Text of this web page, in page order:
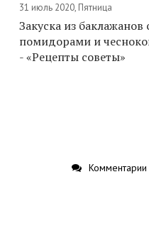
31 июль 2020, Пятница
Закуска из баклажанов
помидорами и
- «Рецепты советы»
Комментарии